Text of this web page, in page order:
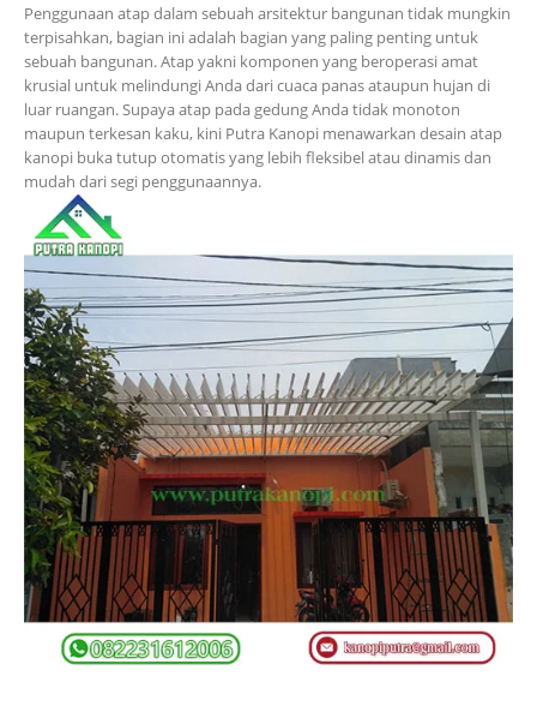
Penggunaan atap dalam sebuah arsitektur bangunan tidak mungkin
terpisahkan, bagian ini adalah bagian yang paling penting untuk
sebuah bangunan. Atap yakni komponen yang beroperasi amat
krusial untuk melindungi Anda dari cuaca panas ataupun hujan di
luar ruangan. Supaya atap pada gedung Anda tidak monoton
maupun terkesan kaku, kini Putra Kanopi menawarkan desain atap
kanopi buka tutup otomatis yang lebih fleksibel atau dinamis dan
mudah dari segi penggunaannya.